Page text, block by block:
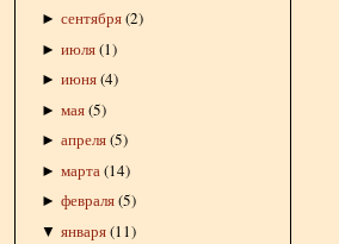
► сентября(2)
► июля(1)
► июня(4)
► мая(5)
► апреля(5)
► марта (14)
► февраля(5)
▼ января(11)